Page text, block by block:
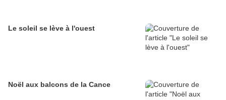
Le soleil se lève à l'ouest
Noël aux balcons de la Cance